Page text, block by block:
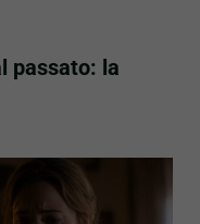
passato: la